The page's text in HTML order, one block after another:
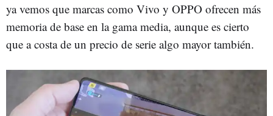
ya vemos que marcas como Vivo y OPPO ofrecen más
memoria de base en la gama media, aunque es cierto
que a costa de un precio de serie algo mayor también.